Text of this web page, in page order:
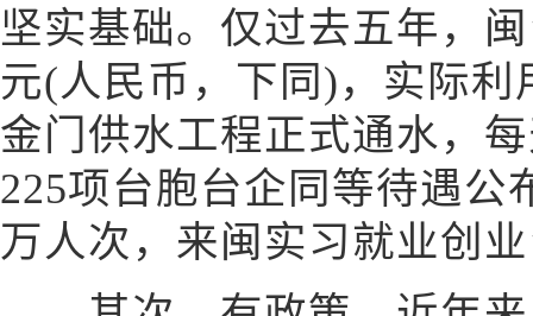
坚实基础。仅过去五年，
元(人民币，下同)，实际利
金门供水工程正式通水，
225项台胞台企同等待遇公
万人次，来闽实习就业创